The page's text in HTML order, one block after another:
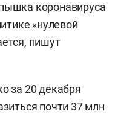
коронавируса
«нулевой
пишут
за 20 декабря
почти 37 млн